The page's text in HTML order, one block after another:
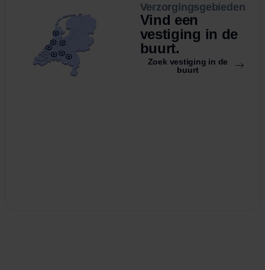
Verzorgingsgebieden
Vind een
vestiging in de
buurt.
Zoek vestiging in de
buurt